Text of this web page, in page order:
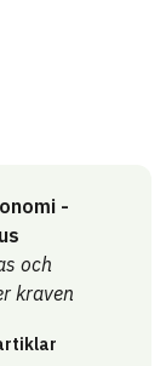
-
och
kraven